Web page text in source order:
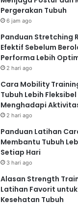
Pergerakan Tubuh
6 jam ago
Panduan Stretching
Efektif Sebelum
Performa Lebih
2 hari ago
Cara Mobility
Tubuh Lebih
Menghadapi
2 hari ago
Panduan Latihan
Membantu Tubuh
Setiap Hari
3 hari ago
Alasan Strength
Latihan Favorit
Kesehatan Tubuh